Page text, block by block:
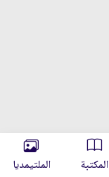
المكتبة الملتيمديا